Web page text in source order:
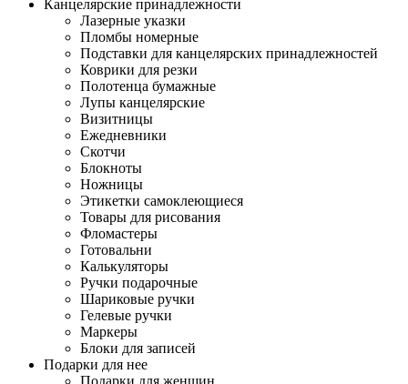
Канцелярские принадлежности
Лазерные указки
Пломбы номерные
Подставки для канцелярских принадлежностей
Коврики для резки
Полотенца бумажные
Лупы канцелярские
Визитницы
Ежедневники
Скотчи
Блокноты
Ножницы
Этикетки самоклеющиеся
Товары для рисования
Фломастеры
Готовальни
Калькуляторы
Ручки подарочные
Шариковые ручки
Гелевые ручки
Маркеры
Блоки для записей
Подарки для нее
Подарки для женщин